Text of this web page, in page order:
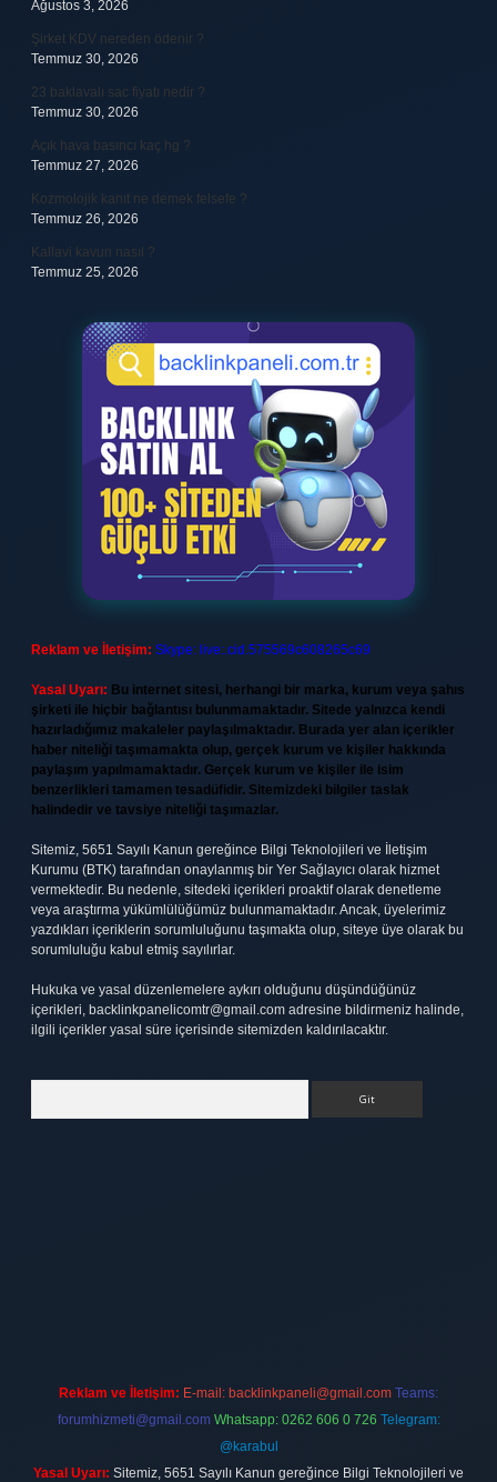
Ağustos 3, 2026
Şirket KDV nereden ödenir ?
Temmuz 30, 2026
23 baklavalı sac fiyatı nedir ?
Temmuz 30, 2026
Açık hava basıncı kaç hg ?
Temmuz 27, 2026
Kozmolojik kanıt ne demek felsefe ?
Temmuz 26, 2026
Kallavi kavun nasıl ?
Temmuz 25, 2026
Reklam ve İletişim: Skype: live:.cid.575569c608265c69
Yasal Uyarı: Bu internet sitesi, herhangi bir marka, kurum veya şahıs
şirketi ile hiçbir bağlantısı bulunmamaktadır. Sitede yalnızca kendi
hazırladığımız makaleler paylaşılmaktadır. Burada yer alan içerikler
haber niteliği taşımamakta olup, gerçek kurum ve kişiler hakkında
paylaşım yapılmamaktadır. Gerçek kurum ve kişiler ile isim
benzerlikleri tamamen tesadüfidir. Sitemizdeki bilgiler taslak
halindedir ve tavsiye niteliği taşımazlar.
Sitemiz, 5651 Sayılı Kanun gereğince Bilgi Teknolojileri ve İletişim
Kurumu (BTK) tarafından onaylanmış bir Yer Sağlayıcı olarak hizmet
vermektedir. Bu nedenle, sitedeki içerikleri proaktif olarak denetleme
veya araştırma yükümlülüğümüz bulunmamaktadır. Ancak, üyelerimiz
yazdıkları içeriklerin sorumluluğunu taşımakta olup, siteye üye olarak bu
sorumluluğu kabul etmiş sayılırlar.
Hukuka ve yasal düzenlemelere aykırı olduğunu düşündüğünüz
içerikleri, backlinkpanelicomtr@gmail.com adresine bildirmeniz halinde,
ilgili içerikler yasal süre içerisinde sitemizden kaldırılacaktır.
Reklam ve İletişim: E-mail: backlinkpaneli@gmail.com Teams:
forumhizmeti@gmail.com Whatsapp: 0262 606 0 726 Telegram:
@karabul
Yasal Uyarı: Sitemiz, 5651 Sayılı Kanun gereğince Bilgi Teknolojileri ve